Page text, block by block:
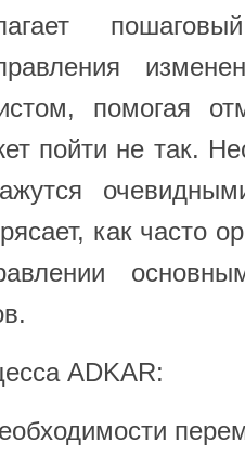
помогая
пойти не так.
как часто
ADKAR: